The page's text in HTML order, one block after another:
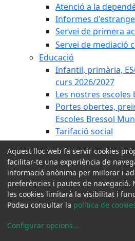
Atenció a la
Informes
Servei de primera
Servei de mediació
Educació
Infantil, primària,
curs 2026/2027
Les nostres
Portes obertes,
Escoles Bressol
Tarifació social
Calculadora tarifes
Formació de
Programa
Pla Educatiu
Consell d'Infants
Gent Gran
Pla d'envelliment
Comissió
Aquest lloc web fa servir cookies
facilitar-te una experiència de
informació anònima per millorar i
preferències i pautes de navegació.
les cookies limitarà la visibilitat i
Podeu consultar la política de
Configurar opcions...